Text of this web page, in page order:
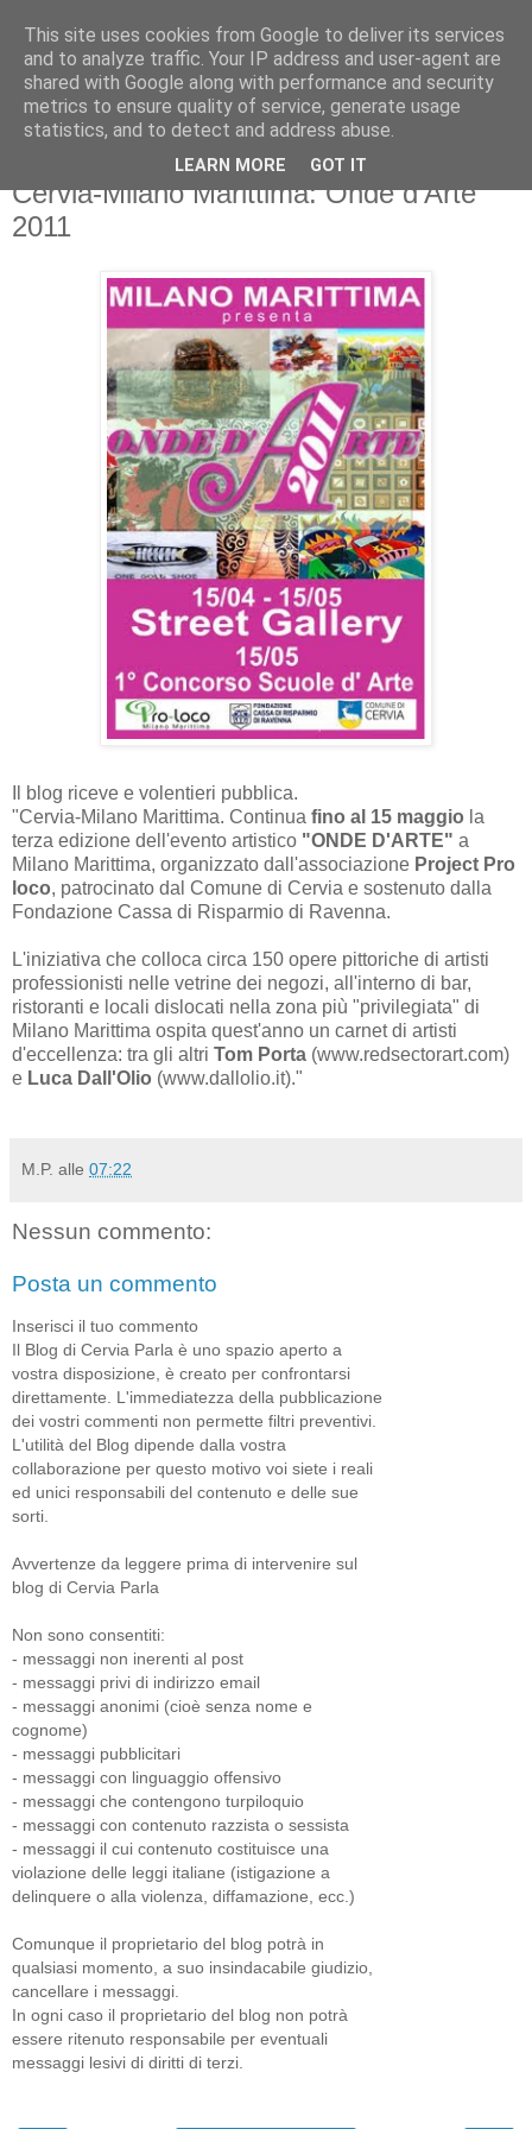
giovedì 5 maggio 2011
Cervia-Milano Marittima: Onde d'Arte
2011
Il blog riceve e volentieri pubblica.
"Cervia-Milano Marittima. Continua fino al 15 maggio la
terza edizione dell'evento artistico "ONDE D'ARTE" a
Milano Marittima, organizzato dall'associazione Project Pro
loco, patrocinato dal Comune di Cervia e sostenuto dalla
Fondazione Cassa di Risparmio di Ravenna.
L'iniziativa che colloca circa 150 opere pittoriche di artisti
professionisti nelle vetrine dei negozi, all'interno di bar,
ristoranti e locali dislocati nella zona più "privilegiata" di
Milano Marittima ospita quest'anno un carnet di artisti
d'eccellenza: tra gli altri Tom Porta (www.redsectorart.com)
e Luca Dall'Olio (www.dallolio.it)."
M.P. alle 07:22
Nessun commento:
Posta un commento
Inserisci il tuo commento
Il Blog di Cervia Parla è uno spazio aperto a
vostra disposizione, è creato per confrontarsi
direttamente. L'immediatezza della pubblicazione
dei vostri commenti non permette filtri preventivi.
L'utilità del Blog dipende dalla vostra
collaborazione per questo motivo voi siete i reali
ed unici responsabili del contenuto e delle sue
sorti.
Avvertenze da leggere prima di intervenire sul
blog di Cervia Parla
Non sono consentiti:
- messaggi non inerenti al post
- messaggi privi di indirizzo email
- messaggi anonimi (cioè senza nome e
cognome)
- messaggi pubblicitari
- messaggi con linguaggio offensivo
- messaggi che contengono turpiloquio
- messaggi con contenuto razzista o sessista
- messaggi il cui contenuto costituisce una
violazione delle leggi italiane (istigazione a
delinquere o alla violenza, diffamazione, ecc.)
Comunque il proprietario del blog potrà in
qualsiasi momento, a suo insindacabile giudizio,
cancellare i messaggi.
In ogni caso il proprietario del blog non potrà
essere ritenuto responsabile per eventuali
messaggi lesivi di diritti di terzi.
This site uses cookies from Google to deliver its services
and to analyze traffic. Your IP address and user-agent are
shared with Google along with performance and security
metrics to ensure quality of service, generate usage
statistics, and to detect and address abuse.
LEARN MORE GOT IT